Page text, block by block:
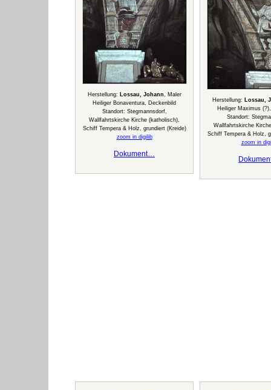
Herstellung: Lossau, Johann, Maler
Heiliger Bonaventura, Deckenbild
Standort: Stegmannsdorf,
Wallfahrtskirche Kirche (katholisch),
Schiff Tempera & Holz, grundiert (Kreide)
zoom in digilib
Dokument…
Herstellung: Lossau,
Heiliger Maximus
Standort:
Wallfahrtskirche
Schiff Tempera & Holz,
zoom in